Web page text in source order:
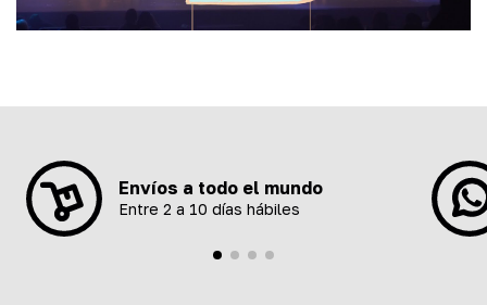
Envíos a todo el mundo
Entre 2 a 10 días hábiles